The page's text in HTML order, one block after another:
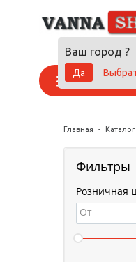
Ваш город ?
Да
Каталог
Главная - Каталог
Фильтры
Розничная
От